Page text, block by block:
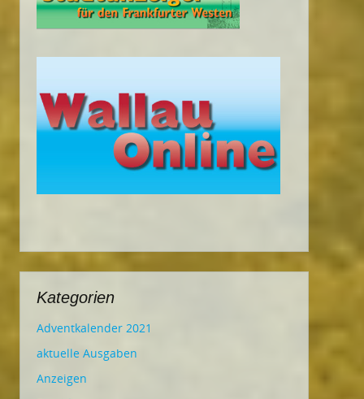
Kategorien
Adventkalender 2021
aktuelle Ausgaben
Anzeigen